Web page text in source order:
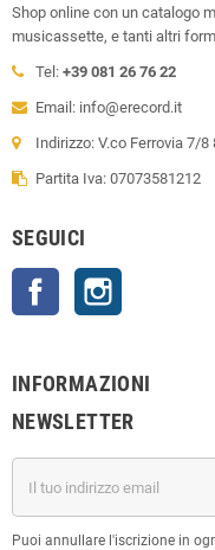
Shop online con un catalogo
musicassette, e tanti altri
Tel: +39 081 26 76 22
Email: info@erecord.it
Indirizzo: V.co Ferrovia 7/
Partita Iva: 07073581212
SEGUICI
Facebook
INFORMAZIONI
NEWSLETTER
Puoi annullare l'iscrizione in